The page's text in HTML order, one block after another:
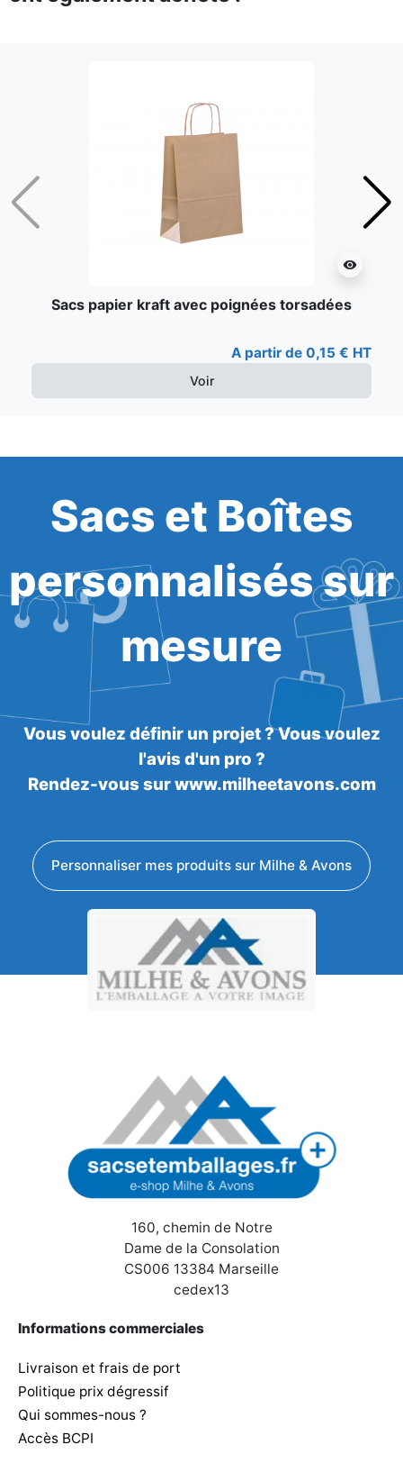
Précédent
visibility
Sacs papier kraft avec poignées torsadées
A partir de 0,15 € HT
Voir
Sacs et Boîtes
personnalisés sur
mesure
Vous voulez définir un projet ? Vous voulez
l'avis d'un pro ?
Rendez-vous sur www.milheetavons.com
Personnaliser mes produits sur Milhe & Avons
160, chemin de Notre
Dame de la Consolation
CS006 13384 Marseille
cedex13
Informations commerciales
Livraison et frais de port
Politique prix dégressif
Qui sommes-nous ?
Accès BCPI